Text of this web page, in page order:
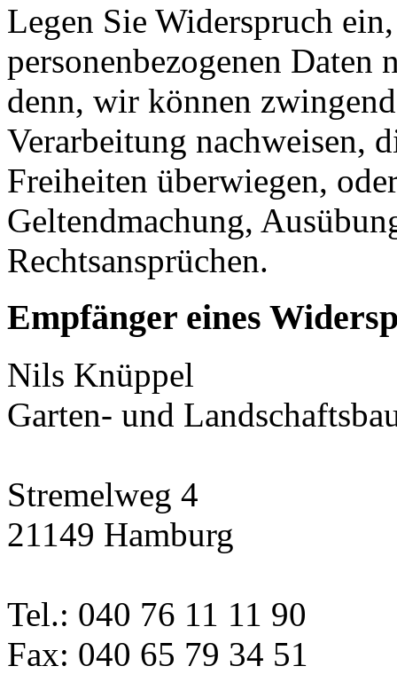
Legen Sie Widerspruch
personenbezogenen Daten
denn, wir können
Verarbeitung nachweisen,
Freiheiten überwiegen,
Geltendmachung,
Rechtsansprüchen.
Empfänger eines
Nils Knüppel
Garten- und
Stremelweg 4
21149 Hamburg
Tel.: 040 76 11 11 90
Fax: 040 65 79 34 51